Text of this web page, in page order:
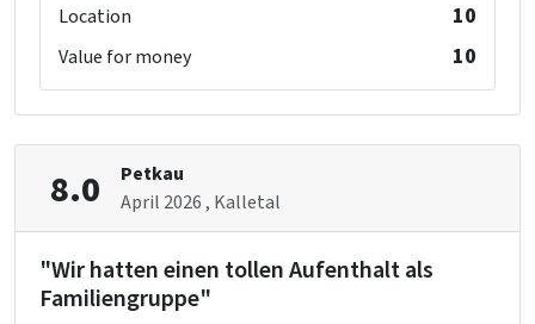
Location 10
Value for money 10
8.0
Petkau
April 2026, Kalletal
"Wir hatten einen tollen Aufenthalt als
Familiengruppe"